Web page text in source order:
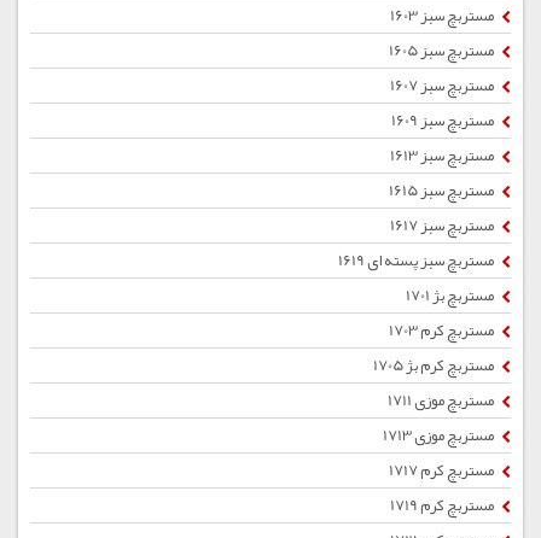
مستربچ سبز 1603
مستربچ سبز 1605
مستربچ سبز 1607
مستربچ سبز 1609
مستربچ سبز 1613
مستربچ سبز 1615
مستربچ سبز 1617
مستربچ سبز پسته ای 1619
مستربچ بژ 1701
مستربچ کرم 1703
مستربچ کرم بژ 1705
مستربچ موزی 1711
مستربچ موزی 1713
مستربچ کرم 1717
مستربچ کرم 1719